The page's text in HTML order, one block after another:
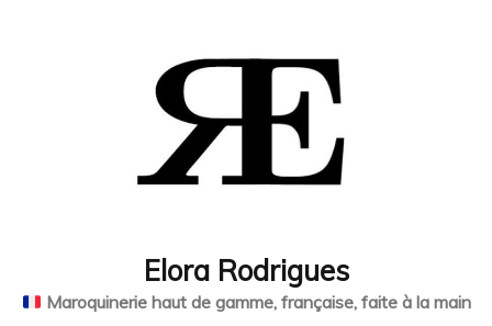
Elora Rodrigues
Maroquinerie haut de gamme, française, faite à la main